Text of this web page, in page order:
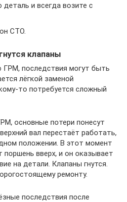
деталь и всегда возите с
СТО.
клапаны
ГРМ, последствия могут быть
лёгкой заменой
то потребуется сложный
основные потери понесут
вал перестаёт работать,
положении. В этот момент
поршень вверх, и он оказывает
на детали. Клапаны гнутся.
ремонту.
последствия после